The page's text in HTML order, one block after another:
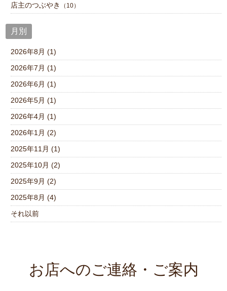
店主のつぶやき （10）
月別
2026年8月 (1)
2026年7月 (1)
2026年6月 (1)
2026年5月 (1)
2026年4月 (1)
2026年1月 (2)
2025年11月 (1)
2025年10月 (2)
2025年9月 (2)
2025年8月 (4)
それ以前
お店へのご連絡・ご案内